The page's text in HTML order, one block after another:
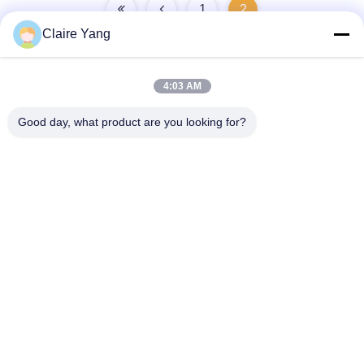
1 2
Claire Yang
4:03 AM
Good day, what product are you looking for?